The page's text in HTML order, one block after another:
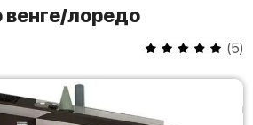
венге/лоредо
(5)